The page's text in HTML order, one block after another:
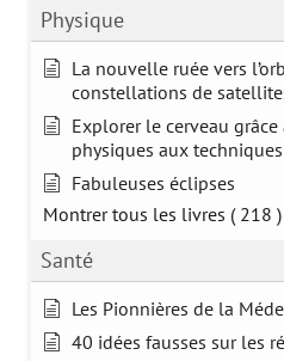
Physique
La nouvelle ruée vers
constellations de
Explorer le cerveau
physiques aux
Fabuleuses éclipses
Montrer tous les livres ( 218 )
Santé
Les Pionnières de la
40 idées fausses sur les